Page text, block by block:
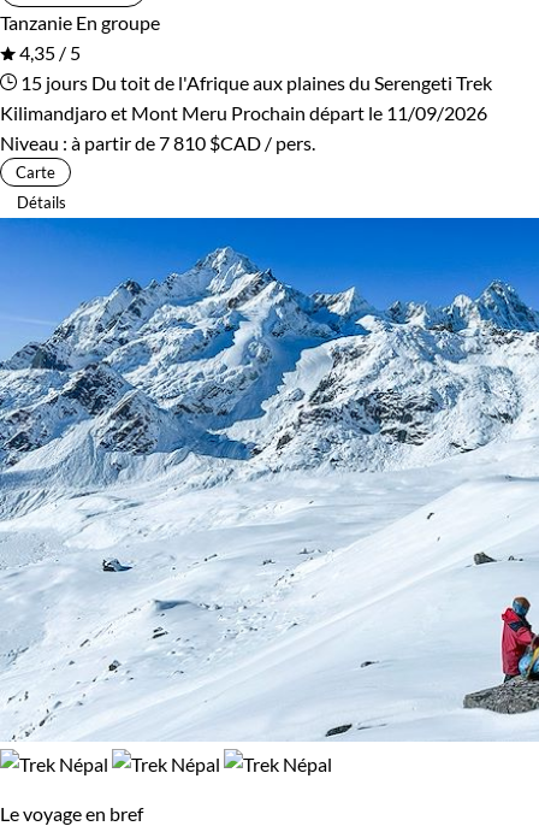
Tanzanie En groupe
4,35 / 5
15 jours Du toit de l'Afrique aux plaines du Serengeti Trek
Kilimandjaro et Mont Meru Prochain départ le 11/09/2026
Niveau : à partir de7 810 $CAD / pers.
Carte
Détails
Le voyage en bref